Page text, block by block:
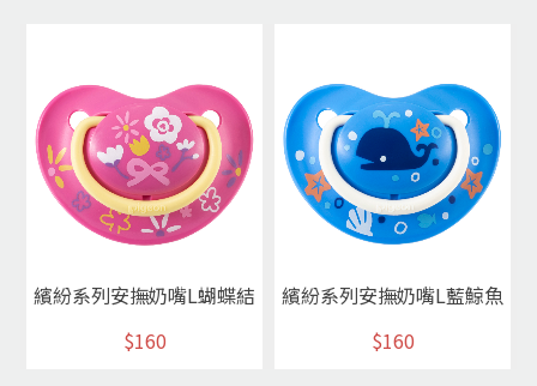
繽紛系列安撫奶嘴L蝴蝶結
$160
繽紛系列安撫奶嘴L藍鯨魚
$160